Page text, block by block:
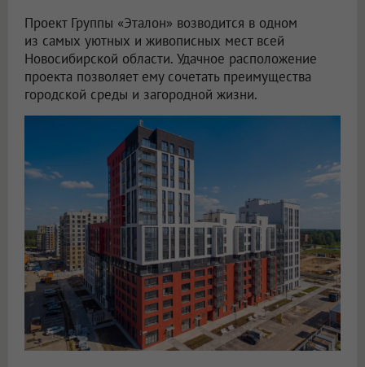
Проект Группы «Эталон» возводится в одном
из самых уютных и живописных мест всей
Новосибирской области. Удачное расположение
проекта позволяет ему сочетать преимущества
городской среды и загородной жизни.